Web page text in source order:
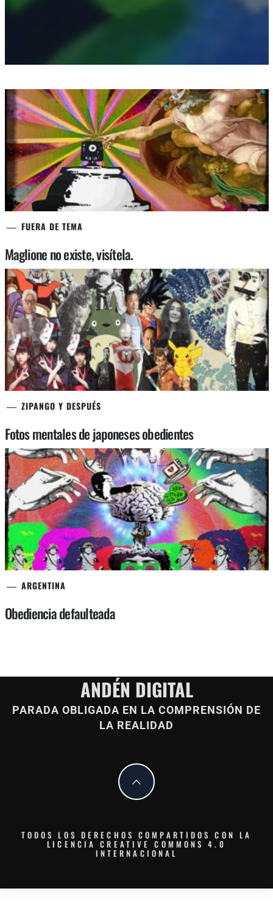
FUERA DE TEMA
Maglione no existe, visítela.
ZIPANGO Y DESPUÉS
Fotos mentales de japoneses obedientes
ARGENTINA
Obediencia defaulteada
ANDÉN DIGITAL
PARADA OBLIGADA EN LA COMPRENSIÓN DE
LA REALIDAD
TODOS LOS DERECHOS COMPARTIDOS CON LA
LICENCIA CREATIVE COMMONS 4.0
INTERNACIONAL